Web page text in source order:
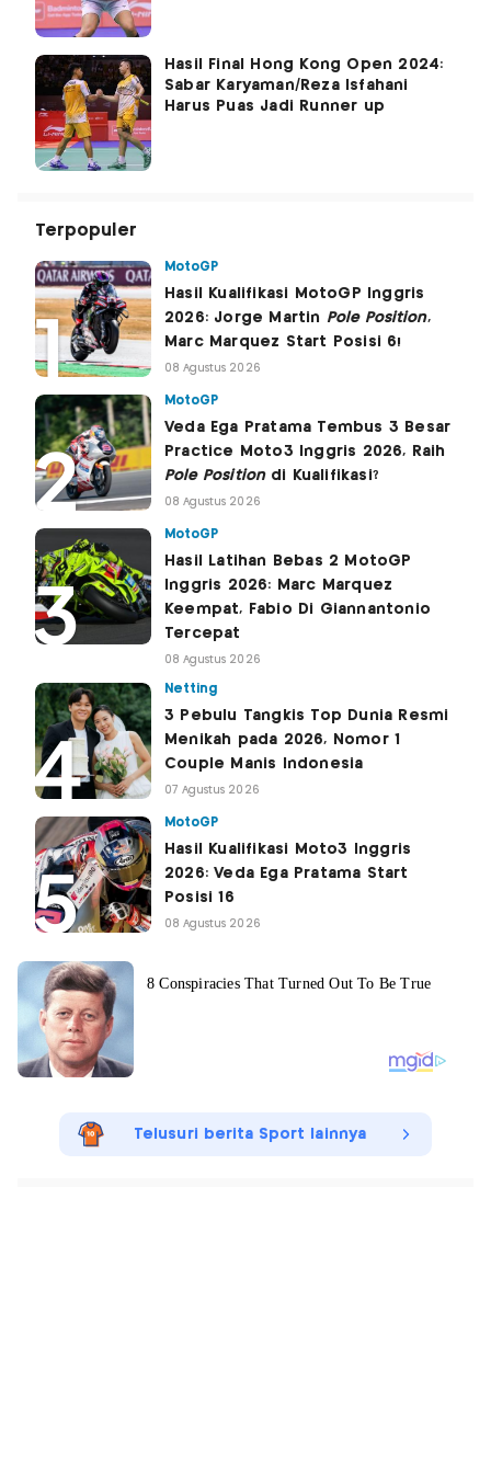
Hasil Final Hong Kong Open 2024:
Sabar Karyaman/Reza Isfahani
Harus Puas Jadi Runner up
Terpopuler
MotoGP
Hasil Kualifikasi MotoGP Inggris
2026: Jorge Martin Pole Position,
Marc Marquez Start Posisi 6!
08 Agustus 2026
MotoGP
Veda Ega Pratama Tembus 3 Besar
Practice Moto3 Inggris 2026, Raih
Pole Positiondi Kualifikasi?
08 Agustus 2026
MotoGP
Hasil Latihan Bebas 2 MotoGP
Inggris 2026: Marc Marquez
Keempat, Fabio Di Giannantonio
Tercepat
08 Agustus 2026
Netting
3 Pebulu Tangkis Top Dunia Resmi
Menikah pada 2026, Nomor 1
Couple Manis Indonesia
07 Agustus 2026
MotoGP
Hasil Kualifikasi Moto3 Inggris
2026: Veda Ega Pratama Start
Posisi 16
08 Agustus 2026
Telusuri berita Sport lainnya